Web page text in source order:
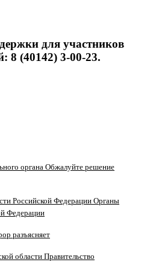
для участников
8 (40142) 3-00-23.
Обжалуйте решение
Органы
Федерации
разъясняет
Правительство